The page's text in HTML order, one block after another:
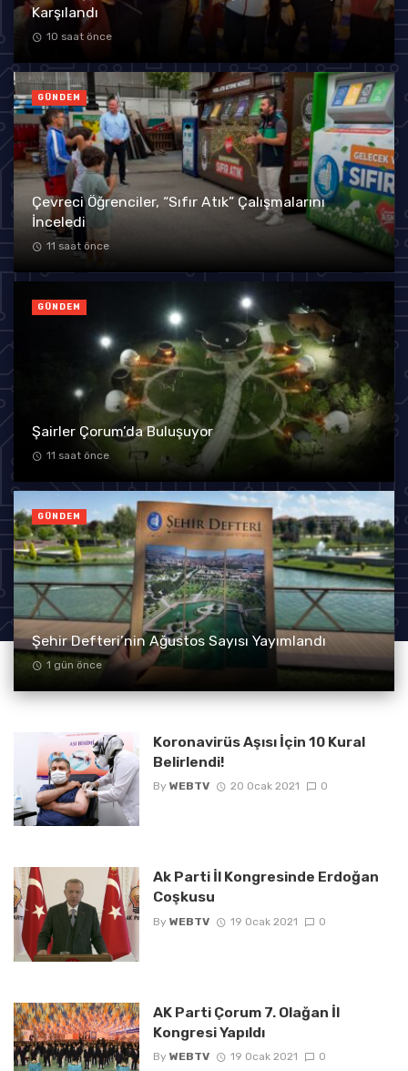
Karşılandı
10 saat önce
Çevreci Öğrenciler, “Sıfır Atık” Çalışmalarını
İnceledi
11 saat önce
GÜNDEM
Şairler Çorum’da Buluşuyor
11 saat önce
GÜNDEM
Şehir Defteri’nin Ağustos Sayısı Yayımlandı
1 gün önce
GÜNDEM
Koronavirüs Aşısı İçin 10 Kural
Belirlendi!
By WEBTV 20 Ocak 2021 0
Ak Parti İl Kongresinde Erdoğan
Coşkusu
By WEBTV 19 Ocak 2021 0
AK Parti Çorum 7. Olağan İl
Kongresi Yapıldı
By WEBTV 19 Ocak 2021 0